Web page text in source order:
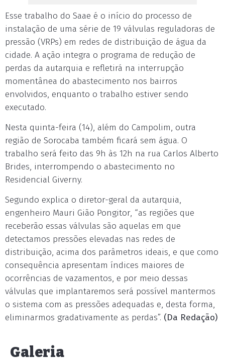
Esse trabalho do Saae é o início do processo de
instalação de uma série de 19 válvulas reguladoras de
pressão (VRPs) em redes de distribuição de água da
cidade. A ação integra o programa de redução de
perdas da autarquia e refletirá na interrupção
momentânea do abastecimento nos bairros
envolvidos, enquanto o trabalho estiver sendo
executado.
Nesta quinta-feira (14), além do Campolim, outra
região de Sorocaba também ficará sem água. O
trabalho será feito das 9h às 12h na rua Carlos Alberto
Brides, interrompendo o abastecimento no
Residencial Giverny.
Segundo explica o diretor-geral da autarquia,
engenheiro Mauri Gião Pongitor, “as regiões que
receberão essas válvulas são aquelas em que
detectamos pressões elevadas nas redes de
distribuição, acima dos parâmetros ideais, e que como
consequência apresentam índices maiores de
ocorrências de vazamentos, e por meio dessas
válvulas que implantaremos será possível mantermos
o sistema com as pressões adequadas e, desta forma,
eliminarmos gradativamente as perdas”. (Da Redação)
Galeria